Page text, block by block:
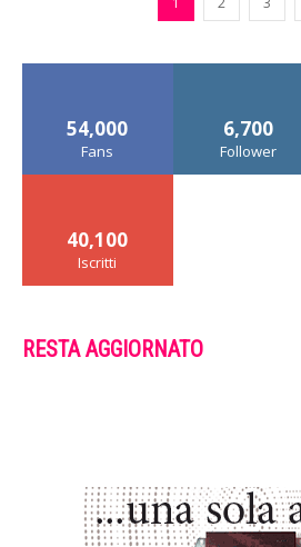
54,000
Fans
6,700
Follower
40,100
Iscritti
RESTA AGGIORNATO